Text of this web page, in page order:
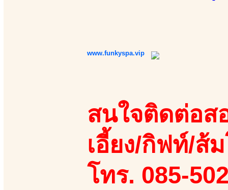
www.funkyspa.vip
สนใจติดต่อส
เอี้ยง/กิฟท์/ส้
โทร. 085-